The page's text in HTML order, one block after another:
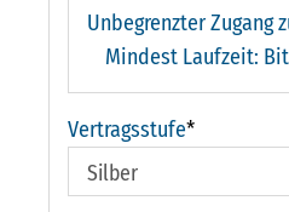
Unbegrenzter Zugang
Mindest Laufzeit:
Vertragsstufe*